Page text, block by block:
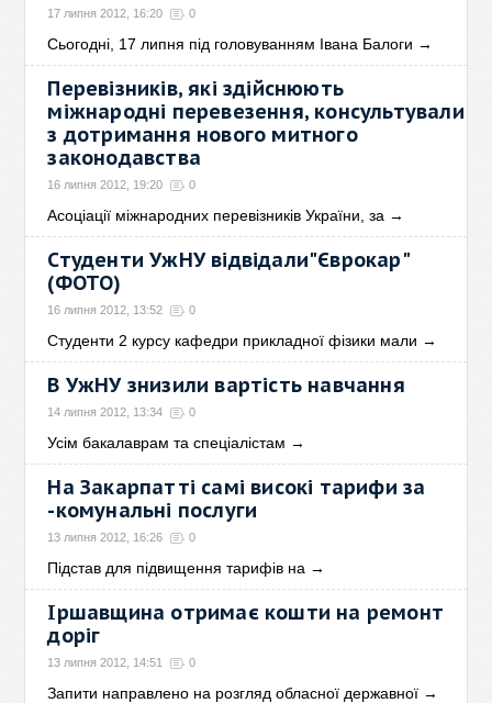
17 липня 2012, 16:20 0
Сьогодні, 17 липня під головуванням Івана Балоги →
Перевізників, які здійснюють
міжнародні перевезення, консультували
з дотримання нового митного
законодавства
16 липня 2012, 19:20 0
Асоціації міжнародних перевізників України, за →
Студенти УжНУ відвідали"Єврокар"
(ФОТО)
16 липня 2012, 13:52 0
Cтуденти 2 курсу кафедри прикладної фізики мали →
В УжНУ знизили вартість навчання
14 липня 2012, 13:34 0
Усім бакалаврам та спеціалістам →
На Закарпатті самі високі тарифи за
-комунальні послуги
13 липня 2012, 16:26 0
Підстав для підвищення тарифів на →
Іршавщина отримає кошти на ремонт
доріг
13 липня 2012, 14:51 0
Запити направлено на розгляд обласної державної →